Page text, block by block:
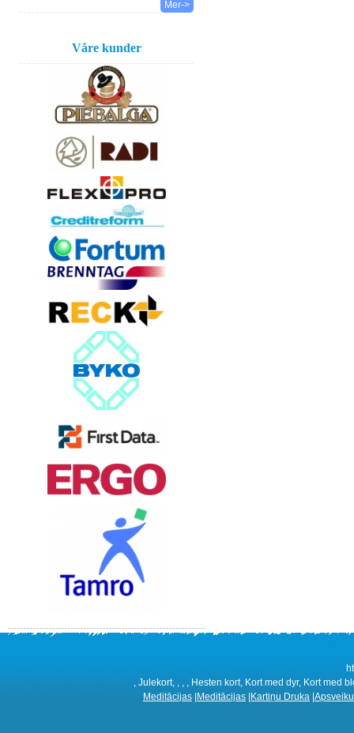
Mer->
Våre kunder
, Julekort, , , , Hesten kort, Kort med dyr, Kort med
Meditācijas Meditācijas Kartiņu Druka